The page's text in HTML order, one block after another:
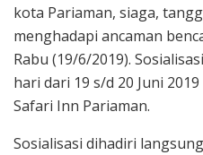
kota Pariaman, siaga,
menghadapi ancaman
Rabu (19/6/2019).
hari dari 19 s/d 20 Juni
Safari Inn Pariaman.
Sosialisasi dihadiri